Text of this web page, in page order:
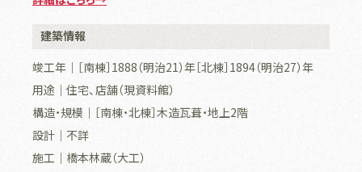
建築情報
竣工年｜［南棟］1888（明治21）年［北棟］1894（明治27）年
用途｜住宅、店舗（現資料館）
構造・規模｜［南棟・北棟］木造瓦葺・地上2階
設計｜不詳
施工｜橋本林蔵（大工）